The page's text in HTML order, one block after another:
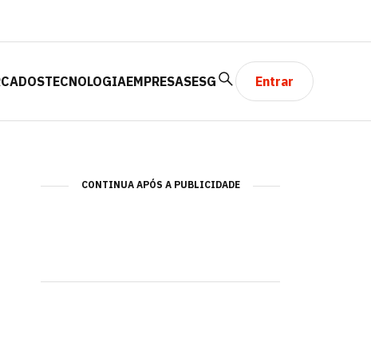
TECNOLOGIAEMPRESASESG Entrar
CONTINUA APÓS A PUBLICIDADE